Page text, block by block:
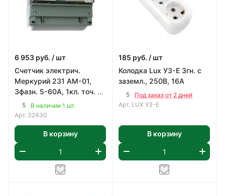
6 953 руб. / шт
Счетчик электрич.
Меркурий 231 АМ-01,
3фазн. 5-60А, 1кл. точ. 1
тариф., мех. креп.
5
В наличии 1 шт.
Арт. 32430
В корзину
185 руб. / шт
Колодка Lux У3-Е 3гн. с
заземл., 250В, 16А
5
Под заказ от 2 дней
Арт. LUX У3-Е
В корзину